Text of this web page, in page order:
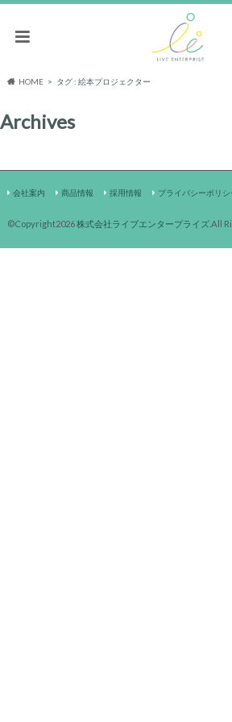
HOME タグ : 絵本プロジェクター
Archives
会社案内 商品情報 採用情報 プライバシーポリシ
©Copyright2026株式会社ライブエンタープライズ.All